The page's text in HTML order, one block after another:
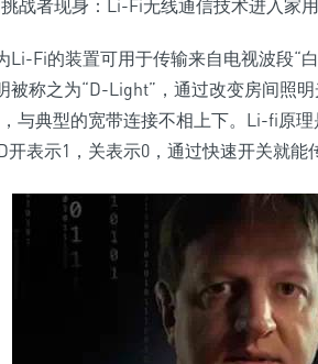
Li-Fi的装置可用于传输来自电视波段“
被称之为“D-Light”，通过改变房间照
与典型的宽带连接不相上下。Li-fi原
开表示1，关表示0，通过快速开关就能